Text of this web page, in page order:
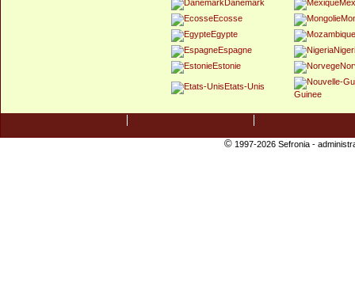
Danemark
Ecosse
Egypte
Espagne
Estonie
Etats-Unis
Guinee
©1997-2026 Sefronia -